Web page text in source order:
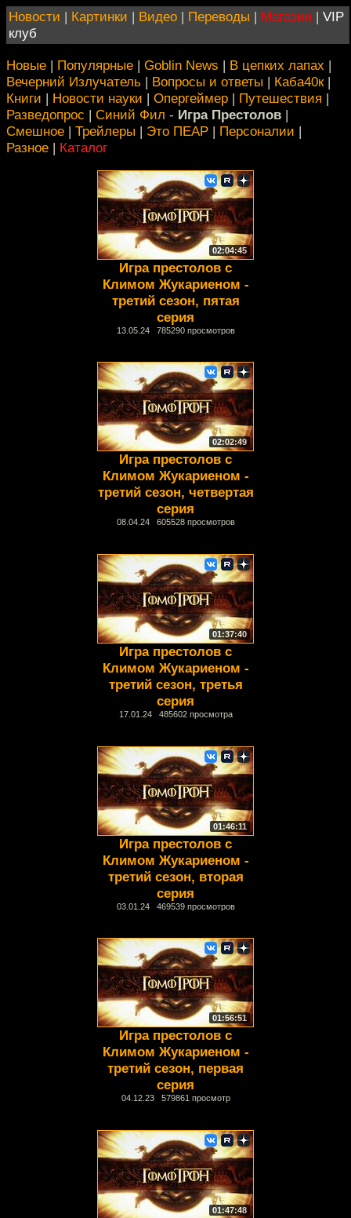
Новости | Картинки | Видео | Переводы | Магазин | VIP
клуб
Новые | Популярные | Goblin News | В цепких лапах |
Вечерний Излучатель | Вопросы и ответы | Каба40к|
Книги | Новости науки | Опергеймер | Путешествия |
Разведопрос | Синий Фил - Игра Престолов |
Смешное | Трейлеры | Это ПЕАР | Персоналии |
Разное | Каталог
02:04:45
Игра престолов с
Климом Жукариеном -
третий сезон, пятая
серия
13.05.24 785290 просмотров
02:02:49
Игра престолов с
Климом Жукариеном -
третий сезон, четвертая
серия
08.04.24 605528 просмотров
01:37:40
Игра престолов с
Климом Жукариеном -
третий сезон, третья
серия
17.01.24 485602 просмотра
01:46:11
Игра престолов с
Климом Жукариеном -
третий сезон, вторая
серия
03.01.24 469539 просмотров
01:56:51
Игра престолов с
Климом Жукариеном -
третий сезон, первая
серия
04.12.23 579861 просмотр
01:47:48